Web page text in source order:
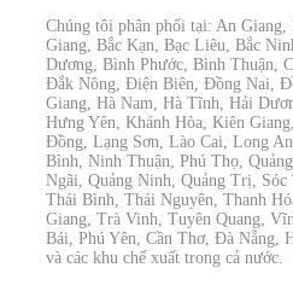
Chúng tôi phân phối tại: An
Giang, Bắc Kạn, Bạc Liêu, Bắc
Dương, Bình Phước, Bình Thuận,
Đắk Nông, Điện Biên, Đồng Nai,
Giang, Hà Nam, Hà Tĩnh, Hải
Hưng Yên, Khánh Hòa, Kiên
Đồng, Lạng Sơn, Lào Cai, Long
Bình, Ninh Thuận, Phú Thọ,
Ngãi, Quảng Ninh, Quảng Trị, Sóc
Thái Bình, Thái Nguyên, Thanh
Giang, Trà Vinh, Tuyên Quang,
Bái, Phú Yên, Cần Thơ, Đà Nẵng,
và các khu chế xuất trong cả nước.